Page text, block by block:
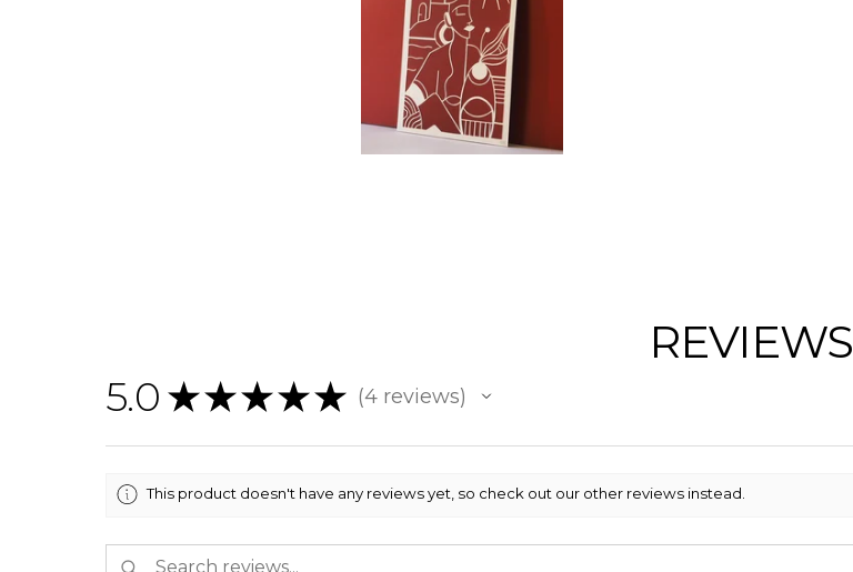
REVIEWS
5.0 ★ ★ ★ ★ ★ 4reviews
4
This product doesn't have any reviews yet, so check out our other reviews instead.